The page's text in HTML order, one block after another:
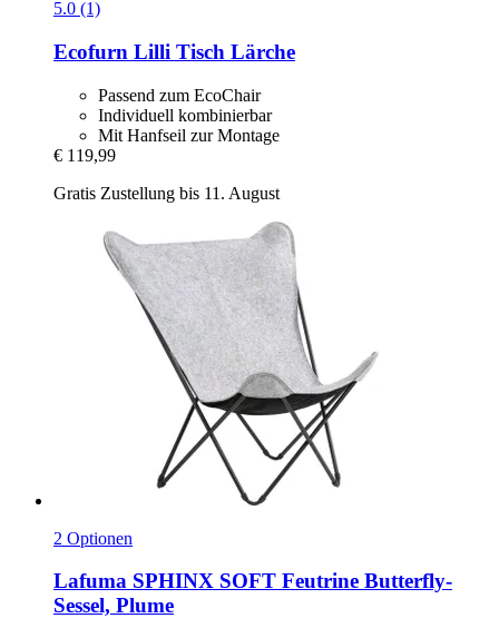
5.0 (1)
Ecofurn Lilli Tisch Lärche
Passend zum EcoChair
Individuell kombinierbar
Mit Hanfseil zur Montage
€ 119,99
Gratis Zustellung bis 11. August
2 Optionen
Lafuma SPHINX SOFT Feutrine Butterfly-​
Sessel, Plume